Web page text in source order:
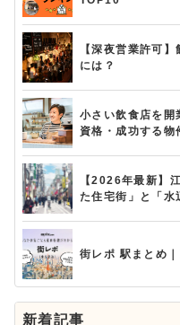
【深夜営業許可
には？
小さい飲食店を開
資格・成功する物
【2026年最新】
た住宅街」と「水
街レポ 駅まとめ
新着記事